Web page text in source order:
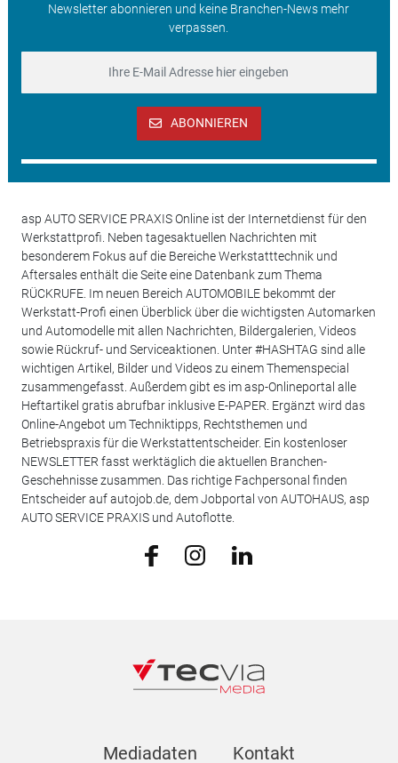
Newsletter abonnieren und keine Branchen-News mehr
verpassen.
ABONNIEREN
asp AUTO SERVICE PRAXIS Online ist der Internetdienst für den
Werkstattprofi. Neben tagesaktuellen Nachrichten mit
besonderem Fokus auf die Bereiche Werkstatttechnik und
Aftersales enthält die Seite eine Datenbank zum Thema
RÜCKRUFE. Im neuen Bereich AUTOMOBILE bekommt der
Werkstatt-Profi einen Überblick über die wichtigsten Automarken
und Automodelle mit allen Nachrichten, Bildergalerien, Videos
sowie Rückruf- und Serviceaktionen. Unter #HASHTAG sind alle
wichtigen Artikel, Bilder und Videos zu einem Themenspecial
zusammengefasst. Außerdem gibt es im asp-Onlineportal alle
Heftartikel gratis abrufbar inklusive E-PAPER. Ergänzt wird das
Online-Angebot um Techniktipps, Rechtsthemen und
Betriebspraxis für die Werkstattentscheider. Ein kostenloser
NEWSLETTER fasst werktäglich die aktuellen Branchen-
Geschehnisse zusammen. Das richtige Fachpersonal finden
Entscheider auf autojob.de, dem Jobportal von AUTOHAUS, asp
AUTO SERVICE PRAXIS und Autoflotte.
Mediadaten Kontakt